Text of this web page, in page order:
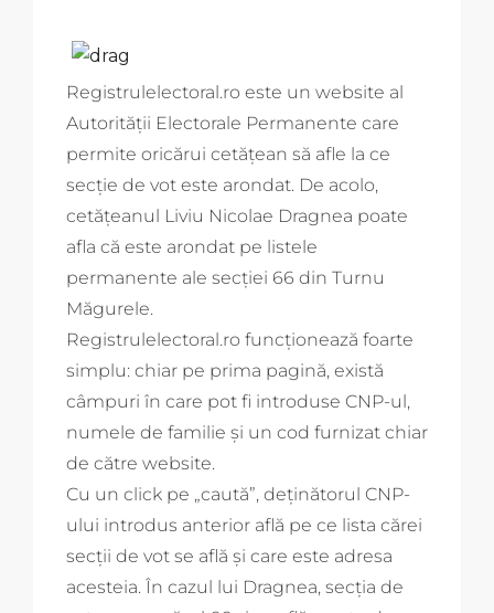
Registrulelectoral.ro este un website al
Autorității Electorale Permanente care
permite oricărui cetățean să afle la ce
secție de vot este arondat. De acolo,
cetățeanul Liviu Nicolae Dragnea poate
afla că este arondat pe listele
permanente ale secției 66 din Turnu
Măgurele.
Registrulelectoral.ro funcționează foarte
simplu: chiar pe prima pagină, există
câmpuri în care pot fi introduse CNP-ul,
numele de familie și un cod furnizat chiar
de către website.
Cu un click pe „caută”, deținătorul CNP-
ului introdus anterior află pe ce lista cărei
secții de vot se află și care este adresa
acesteia. În cazul lui Dragnea, secția de